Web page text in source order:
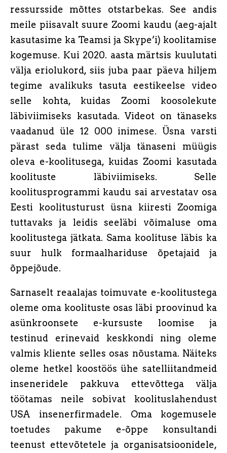
ressursside mõttes otstarbekas. See andis
meile piisavalt suure Zoomi kaudu (aeg-ajalt
kasutasime ka Teamsi ja Skype’i) koolitamise
kogemuse. Kui 2020. aasta märtsis kuulutati
välja eriolukord, siis juba paar päeva hiljem
tegime avalikuks tasuta eestikeelse video
selle kohta, kuidas Zoomi koosolekute
läbiviimiseks kasutada. Videot on tänaseks
vaadanud üle 12 000 inimese. Üsna varsti
pärast seda tulime välja tänaseni müügis
oleva e-koolitusega, kuidas Zoomi kasutada
koolituste läbiviimiseks. Selle
koolitusprogrammi kaudu sai arvestatav osa
Eesti koolitusturust üsna kiiresti Zoomiga
tuttavaks ja leidis seeläbi võimaluse oma
koolitustega jätkata. Sama koolituse läbis ka
suur hulk formaalhariduse õpetajaid ja
õppejõude.
Sarnaselt reaalajas toimuvate e-koolitustega
oleme oma koolituste osas läbi proovinud ka
asünkroonsete e-kursuste loomise ja
testinud erinevaid keskkondi ning oleme
valmis kliente selles osas nõustama. Näiteks
oleme hetkel koostöös ühe satelliitandmeid
inseneridele pakkuva ettevõttega välja
töötamas neile sobivat koolituslahendust
USA insenerfirmadele. Oma kogemusele
toetudes pakume e-õppe konsultandi
teenust ettevõtetele ja organisatsioonidele,